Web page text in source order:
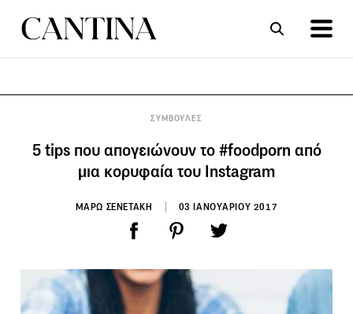
ΣΥΜΒΟΥΛΕΣ
5 tips που απογειώνουν το #foodporn από
μια κορυφαία του Instagram
ΜΑΡΩ ΣΕΝΕΤΑΚΗ 03 ΙΑΝΟΥΑΡΙΟΥ 2017